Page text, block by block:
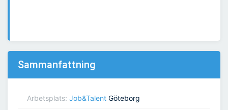
Sammanfattning
Arbetsplats: Job&Talent Göteborg